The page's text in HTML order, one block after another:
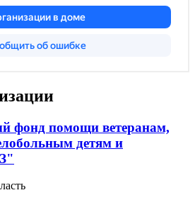
фонд помощи ветеранам,
детям и